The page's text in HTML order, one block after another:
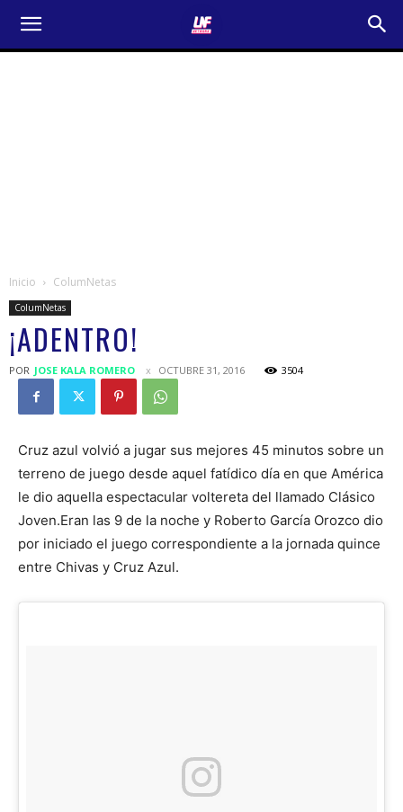
Inicio ColumNetas
ColumNetas
¡ADENTRO!
POR JOSE KALA ROMERO OCTUBRE 31, 2016 3504
Cruz azul volvió a jugar sus mejores 45 minutos sobre un
terreno de juego desde aquel fatídico día en que América
le dio aquella espectacular voltereta del llamado Clásico
Joven.Eran las 9 de la noche y Roberto García Orozco dio
por iniciado el juego correspondiente a la jornada quince
entre Chivas y Cruz Azul.